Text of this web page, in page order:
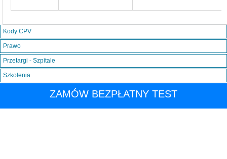
Kody CPV
Prawo
Przetargi - Szpitale
Szkolenia
ZAMÓW BEZPŁATNY TEST